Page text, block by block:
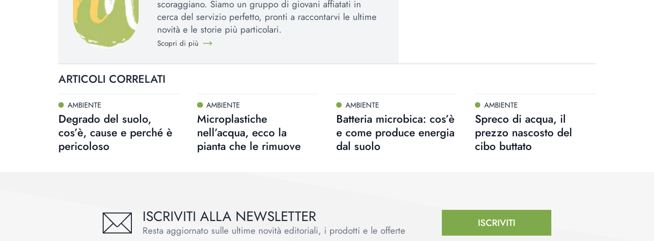
scoraggiano. Siamo un gruppo di giovani affiatati in
cerca del servizio perfetto, pronti a raccontarvi le ultime
novità e le storie più particolari.
Scopri di più
ARTICOLI CORRELATI
AMBIENTE
Degrado del suolo,
cos’è, cause e perché è
pericoloso
AMBIENTE
Microplastiche
nell’acqua, ecco la
pianta che le rimuove
AMBIENTE
Batteria microbica: cos’è
e come produce energia
dal suolo
AMBIENTE
Spreco di acqua, il
prezzo nascosto del
cibo buttato
ISCRIVITI ALLA NEWSLETTER
Resta aggiornato sulle ultime novità editoriali, i prodotti e le offerte
ISCRIVITI